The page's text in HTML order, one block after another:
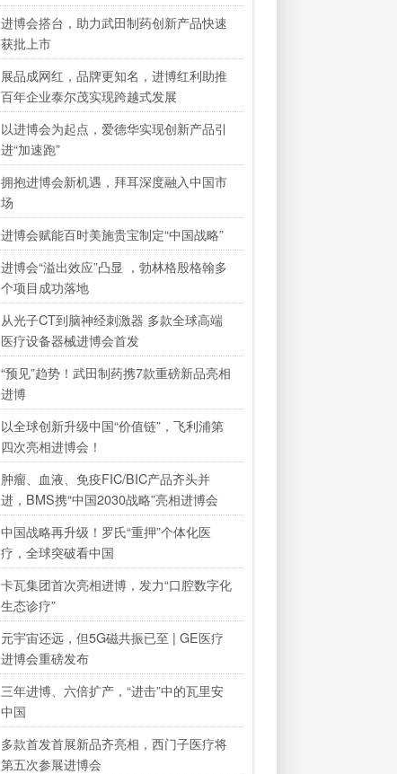
进博会搭台，助力武田制药创新产品快速
获批上市
展品成网红，品牌更知名，进博红利助推
百年企业泰尔茂实现跨越式发展
以进博会为起点，爱德华实现创新产品引
进“加速跑”
拥抱进博会新机遇，拜耳深度融入中国市
场
进博会赋能百时美施贵宝制定“中国战略”
进博会“溢出效应”凸显 ，勃林格殷格翰多
个项目成功落地
从光子CT到脑神经刺激器 多款全球高端
医疗设备器械进博会首发
“预见”趋势！武田制药携7款重磅新品亮相
进博
以全球创新升级中国“价值链”，飞利浦第
四次亮相进博会！
肿瘤、血液、免疫FIC/BIC产品齐头并
进，BMS携“中国2030战略”亮相进博会
中国战略再升级！罗氏“重押”个体化医
疗，全球突破看中国
卡瓦集团首次亮相进博，发力“口腔数字化
生态诊疗”
元宇宙还远，但5G磁共振已至 | GE医疗
进博会重磅发布
三年进博、六倍扩产，“进击”中的瓦里安
中国
多款首发首展新品齐亮相，西门子医疗将
第五次参展进博会